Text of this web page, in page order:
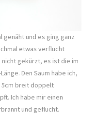
genäht und es ging ganz
etwas verflucht
nicht gekürzt, es ist die im
Den Saum habe ich,
5cm breit doppelt
Ich habe mir einen
und geflucht.